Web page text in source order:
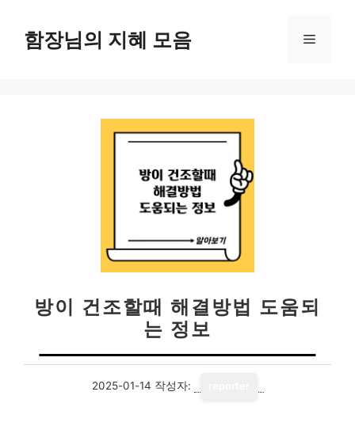
함장님의 지혜 모음 메
방이 건조할때 해결방법 도움되
는 정보
2025-01-14 작성자: